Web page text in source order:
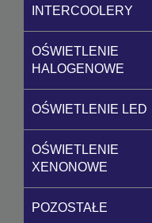
INTERCOOLERY
OŚWIETLENIE
HALOGENOWE
OŚWIETLENIE LED
OŚWIETLENIE
XENONOWE
POZOSTAŁE